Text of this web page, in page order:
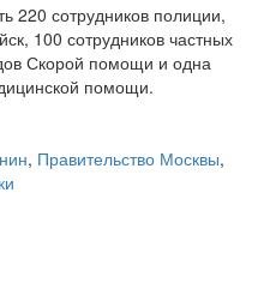
220 сотрудников полиции,
100 сотрудников частных
Скорой помощи и одна
помощи.
, Правительство Москвы,